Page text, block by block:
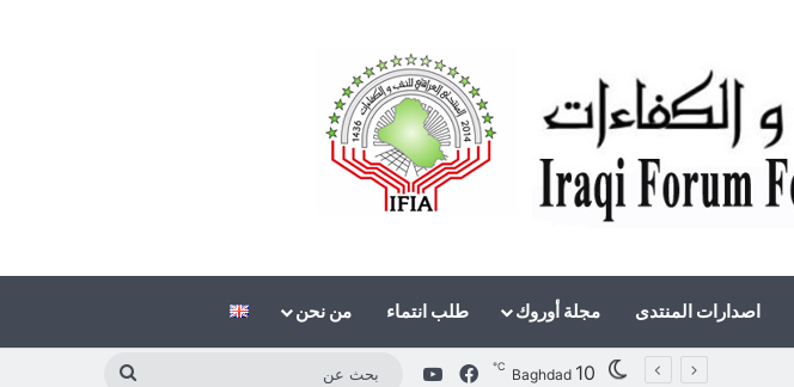
اصدارات المنتدى مجلة أوروك طلب انتماء من نحن
Baghdad 10
℃ فيسبوك‫YouTube